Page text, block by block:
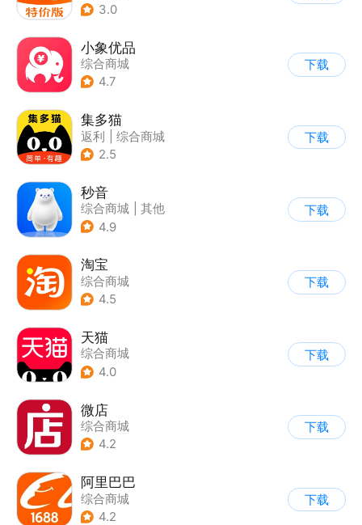
3.0
小象优品
综合商城
4.7
下载
集多猫
返利
综合商城
| 商品推荐
2.5
下载
秒音
综合商城
其他
4.9
下载
淘宝
综合商城
4.5
下载
天猫
综合商城
4.0
下载
微店
综合商城
4.2
下载
阿里巴巴
综合商城
4.2
下载